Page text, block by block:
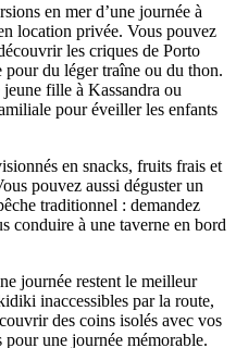
en mer d’une journée à
location privée. Vous pouvez
les criques de Porto
pour du léger traîne ou du thon.
fille à Kassandra ou
pour éveiller les enfants
en snacks, fruits frais et
pouvez aussi déguster un
traditionnel : demandez
conduire à une taverne en bord
journée restent le meilleur
inaccessibles par la route,
des coins isolés avec vos
une journée mémorable.